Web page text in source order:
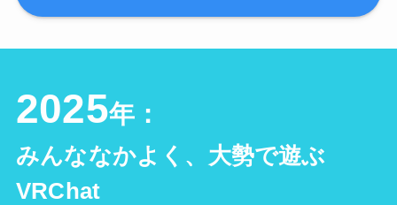
2025年：
みんななかよく、大勢で遊ぶ
VRChat